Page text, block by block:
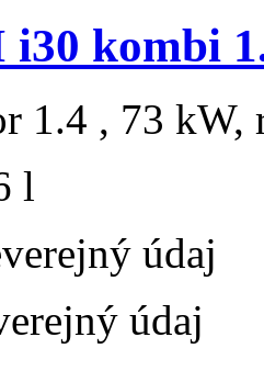
kombi
1.4 , 73 kW,
l
údaj
údaj